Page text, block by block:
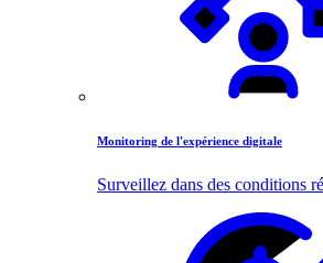
Monitoring de l'expérience digitale
Surveillez dans des conditions